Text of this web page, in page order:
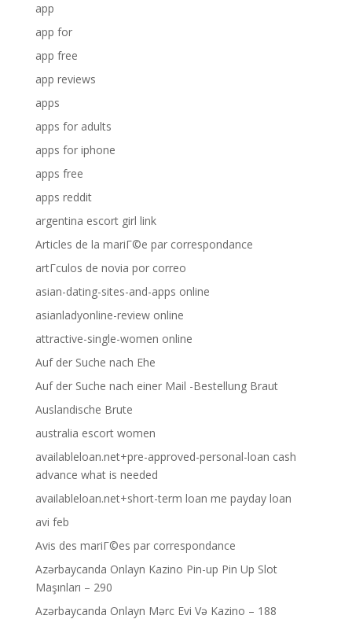
app
app for
app free
app reviews
apps
apps for adults
apps for iphone
apps free
apps reddit
argentina escort girl link
Articles de la mariГ©e par correspondance
artГ­culos de novia por correo
asian-dating-sites-and-apps online
asianladyonline-review online
attractive-single-women online
Auf der Suche nach Ehe
Auf der Suche nach einer Mail -Bestellung Braut
Auslandische Brute
australia escort women
availableloan.net+pre-approved-personal-loan cash
advance what is needed
availableloan.net+short-term loan me payday loan
avi feb
Avis des mariГ©es par correspondance
Azərbaycanda Onlayn Kazino Pin-up Pin Up Slot
Maşınları – 290
Azərbaycanda Onlayn Mərc Evi Və Kazino – 188